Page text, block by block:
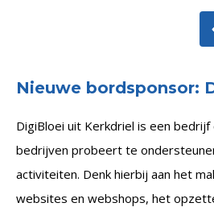
Nieuwe bordsponsor:
DigiBloei uit Kerkdriel is een
bedrijven probeert te
activiteiten. Denk hierbij aan het
websites en webshops, het